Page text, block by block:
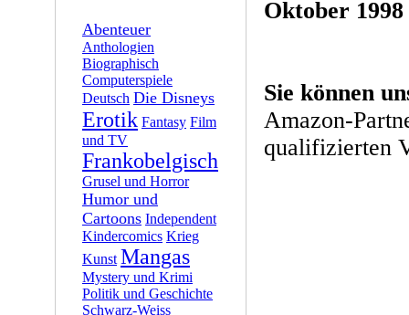
Abenteuer
Anthologien
Biographisch
Computerspiele
Deutsch Die Disneys
Erotik Fantasy Film
und TV
Frankobelgisch
Grusel und Horror
Humor und
Cartoons Independent
Kindercomics Krieg
Kunst Mangas
Mystery und Krimi
Politik und Geschichte
Schwarz-Weiss
Oktober 1998
Sie können
Amazon-
qualifizierten